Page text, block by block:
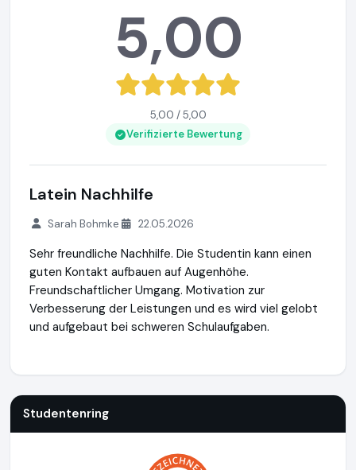
5,00
5,00 / 5,00
Verifizierte Bewertung
Latein Nachhilfe
Sarah Bohmke 22.05.2026
Sehr freundliche Nachhilfe. Die Studentin kann einen
guten Kontakt aufbauen auf Augenhöhe.
Freundschaftlicher Umgang. Motivation zur
Verbesserung der Leistungen und es wird viel gelobt
und aufgebaut bei schweren Schulaufgaben.
Studentenring